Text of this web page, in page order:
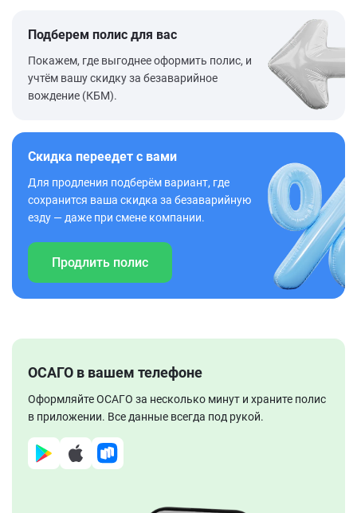
Подберем полис для вас
Покажем, где выгоднее оформить полис, и
учтём вашу скидку за безаварийное
вождение (КБМ).
Скидка переедет с вами
Для продления подберём вариант, где
сохранится ваша скидка за безаварийную
езду — даже при смене компании.
Продлить полис
ОСАГО в вашем телефоне
Оформляйте ОСАГО за несколько минут и храните полис
в приложении. Все данные всегда под рукой.